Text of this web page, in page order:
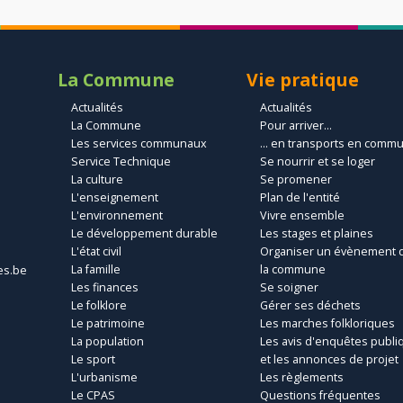
La Commune
Actualités
La Commune
Les services communaux
Service Technique
La culture
L'enseignement
L'environnement
Le développement durable
L'état civil
La famille
Les finances
Le folklore
Le patrimoine
La population
Le sport
L'urbanisme
Le CPAS
Vie pratique
Actualités
Pour arriver...
... en transports en
Se nourrir et se loger
Se promener
Plan de l'entité
Vivre ensemble
Les stages et plaines
Organiser un évènement
la commune
Se soigner
Gérer ses déchets
Les marches folkloriques
Les avis d'enquêtes
et les annonces de projet
Les règlements
Questions fréquentes